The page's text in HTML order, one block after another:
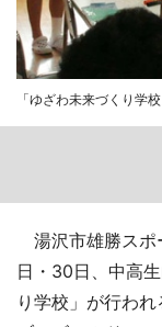
「ゆざわ未来づくり学
湯沢市雄勝スポ
日・30日、中高
り学校」が行わ